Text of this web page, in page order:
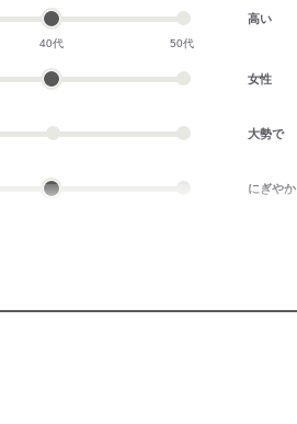
40代 50代
高い
女性
大勢で
にぎやか